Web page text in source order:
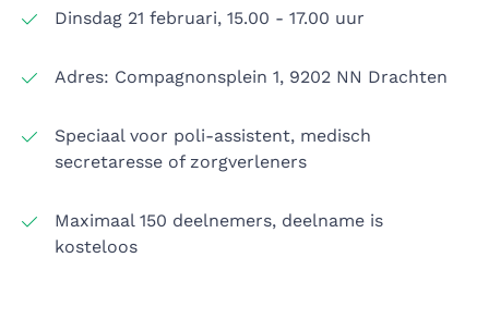
Dinsdag 21 februari, 15.00 - 17.00 uur
Adres: Compagnonsplein 1, 9202 NN Drachten
Speciaal voor poli-assistent, medisch
secretaresse of zorgverleners
Maximaal 150 deelnemers, deelname is
kosteloos